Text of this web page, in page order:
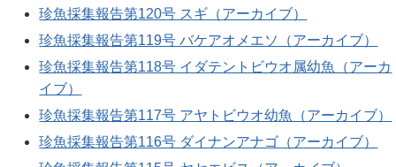
珍魚採集報告第120号 スギ（アーカイブ）
珍魚採集報告第119号 バケアオメエソ（アーカイブ）
珍魚採集報告第118号 イダテントビウオ属幼魚（アーカ
イブ）
珍魚採集報告第117号 アヤトビウオ幼魚（アーカイブ）
珍魚採集報告第116号 ダイナンアナゴ（アーカイブ）